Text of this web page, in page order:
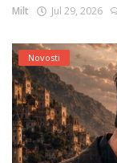
Milt Jul 29, 2026
Novosti